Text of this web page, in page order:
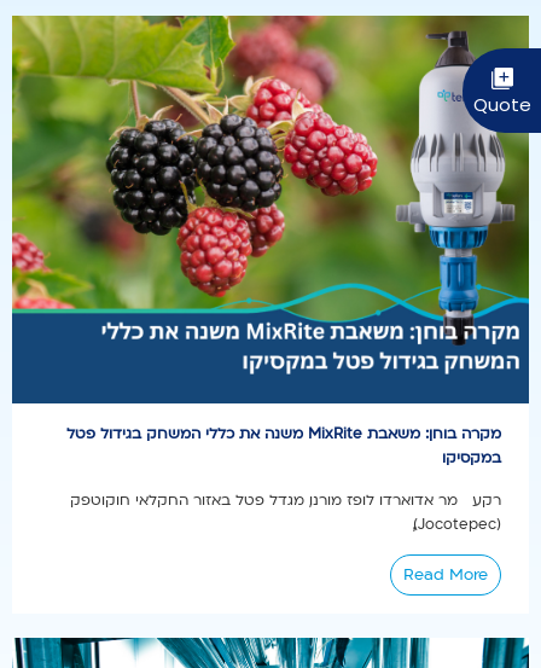
מקרה בוחן: משאבת MixRite משנה את כללי המשחק בגידול פטל
במקסיקו
רקע מר אדוארדו לופז מורנו, מגדל פטל באזור החקלאי חוקוטפק
(Jocotepec),...
Read More